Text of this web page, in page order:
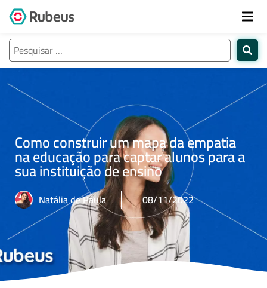
Como construir um mapa da empatia
na educação para captar alunos para a
sua instituição de ensino
Natália de Paula 08/11/2022